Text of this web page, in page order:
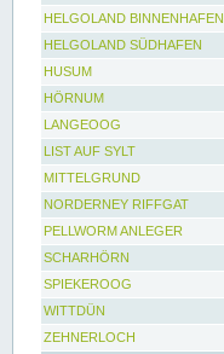
HELGOLAND BINNENHAFEN
HELGOLAND SÜDHAFEN
HUSUM
HÖRNUM
LANGEOOG
LIST AUF SYLT
MITTELGRUND
NORDERNEY RIFFGAT
PELLWORM ANLEGER
SCHARHÖRN
SPIEKEROOG
WITTDÜN
ZEHNERLOCH